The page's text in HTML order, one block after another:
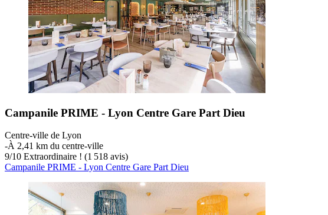
Campanile PRIME - Lyon Centre Gare Part Dieu
Centre-ville de Lyon
‐À 2,41 km du centre-ville
9/10 Extraordinaire ! (1 518 avis)
Campanile PRIME - Lyon Centre Gare Part Dieu